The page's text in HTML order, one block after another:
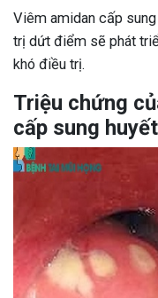
Viêm amidan cấp
trị dứt điểm sẽ phát
khó điều trị.
Triệu chứng
cấp sung